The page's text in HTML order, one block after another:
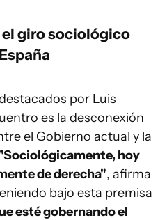
giro sociológico
por Luis
es la desconexión
el Gobierno actual y la
hoy
de derecha", afirma
bajo esta premisa
esté gobernando el